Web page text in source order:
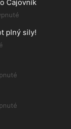
Čajovník
Tea
plný sily!
pre
plný